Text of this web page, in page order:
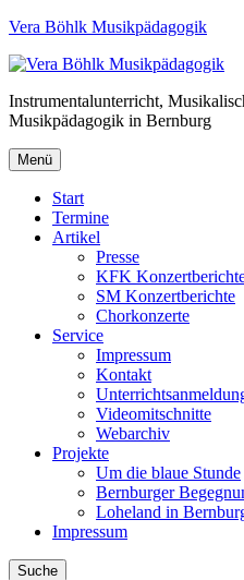
Vera Böhlk Musikpädagogik
Instrumentalunterricht,
Musikpädagogik in Bernburg
Menü
Start
Termine
Artikel
Presse
KFK
SM Konzertberichte
Chorkonzerte
Service
Impressum
Kontakt
Videomitschnitte
Webarchiv
Projekte
Um die blaue Stunde
Bernburger
Loheland in
Impressum
Suche